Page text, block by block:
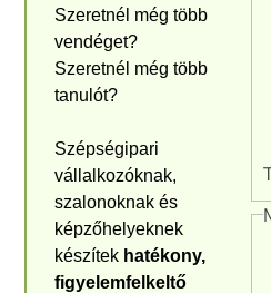
Szeretnél még több
vendéget?
Szeretnél még több
tanulót?
Szépségipari
vállalkozóknak,
szalonoknak és
képzőhelyeknek
készítek hatékony,
figyelemfelkeltő